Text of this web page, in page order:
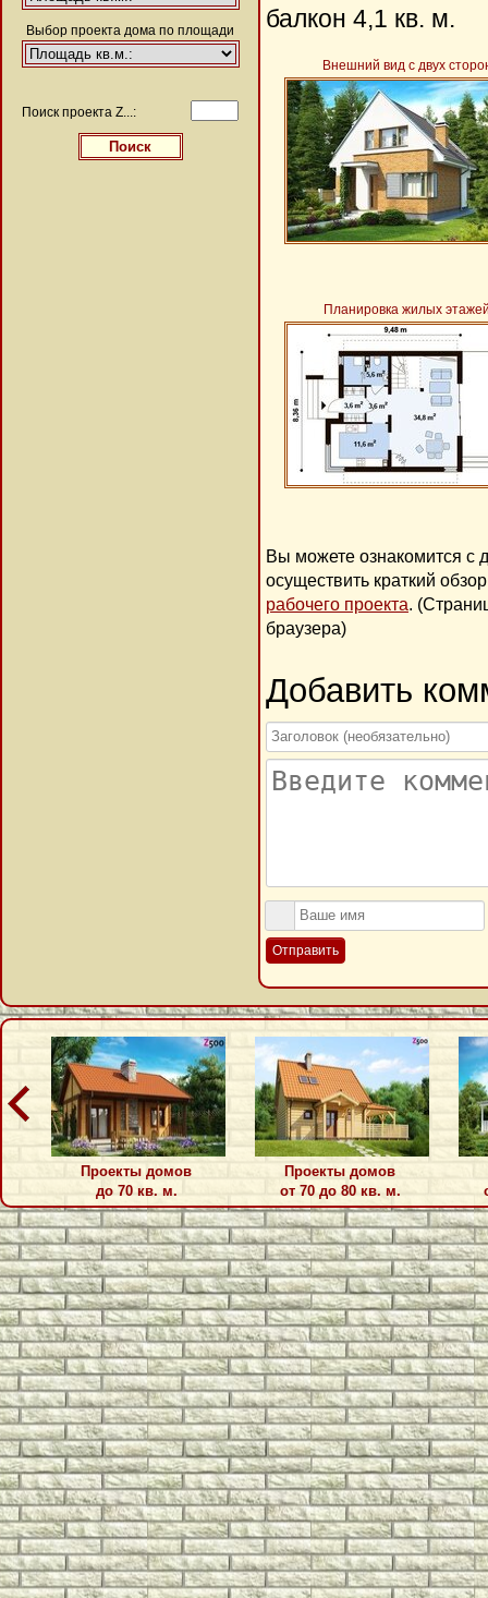
балкон 4,1 кв. м.
Внешний вид с двух
Планировка жилых
Вы можете ознакомится с
осуществить краткий
рабочего проекта.
браузера)
Добавить
Отправить
Выбор проекта дома по площади
Поиск проекта Z...:
Проекты домов
до 70 кв. м.
Проекты домов
от 70 до 80 кв. м.